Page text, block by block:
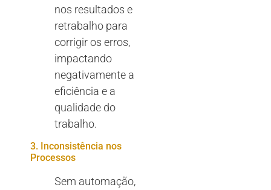
nos resultados e
retrabalho para
corrigir os erros,
impactando
negativamente a
eficiência e a
qualidade do
trabalho.
3. Inconsistência nos
Processos
Sem automação,